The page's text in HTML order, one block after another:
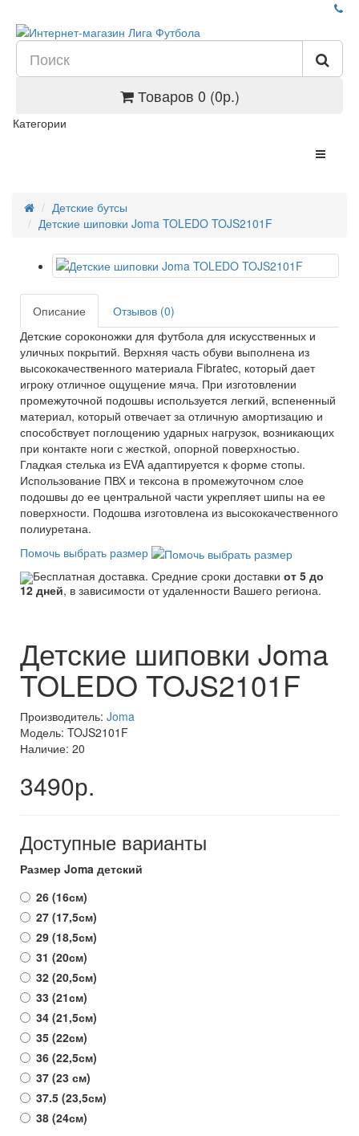
Товаров 0 (0р.)
Категории
Детские бутсы
Детские шиповки Joma TOLEDO TOJS2101F
Описание
Отзывов (0)
Детские сороконожки для футбола для искусственных и
уличных покрытий. Верхняя часть обуви выполнена из
высококачественного материала Fibratec, который дает
игроку отличное ощущение мяча. При изготовлении
промежуточной подошвы используется легкий, вспененный
материал, который отвечает за отличную амортизацию и
способствует поглощению ударных нагрузок, возникающих
при контакте ноги с жесткой, опорной поверхностью.
Гладкая стелька из EVA адаптируется к форме стопы.
Использование ПВХ и тексона в промежуточном слое
подошвы до ее центральной части укрепляет шипы на ее
поверхности. Подошва изготовлена из высококачественного
полиуретана.
Помочь выбрать размер
Бесплатная доставка. Средние сроки доставки от 5 до
12 дней, в зависимости от удаленности Вашего региона.
Детские шиповки Joma
TOLEDO TOJS2101F
Производитель: Joma
Модель: TOJS2101F
Наличие: 20
3490р.
Доступные варианты
Размер Joma детский
26 (16см)
27 (17,5см)
29 (18,5см)
31 (20см)
32 (20,5см)
33 (21см)
34 (21,5см)
35 (22см)
36 (22,5см)
37 (23 см)
37.5 (23,5см)
38 (24см)